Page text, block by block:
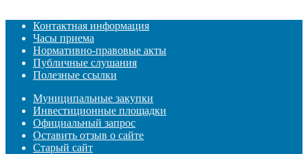
Контактная информация
Часы приема
Нормативно-правовые акты
Публичные слушания
Полезные ссылки
Муниципальные закупки
Инвестиционные площадки
Официальный запрос
Оставить отзыв о сайте
Старый сайт